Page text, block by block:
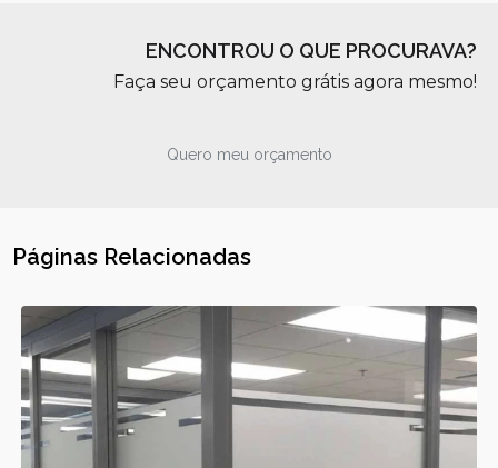
ENCONTROU O QUE PROCURAVA?
Faça seu orçamento grátis agora mesmo!
Quero meu orçamento
Páginas Relacionadas